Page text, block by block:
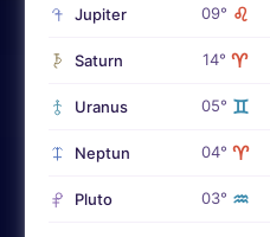
Jupiter 09° ♌
Saturn 14° ♈
Uranus 05° ♊
Neptun 04° ♈
Pluto 03° ♒